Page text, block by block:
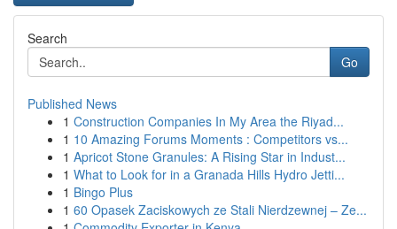
Search
Go
Published News
1 Construction Companies In My Area the Riyad...
1 10 Amazing Forums Moments : Competitors vs...
1 Apricot Stone Granules: A Rising Star in Indust...
1 What to Look for in a Granada Hills Hydro Jetti...
1 Bingo Plus
1 60 Opasek Zaciskowych ze Stali Nierdzewnej – Ze...